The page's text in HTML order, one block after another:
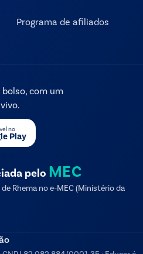
Programa de afiliados
com um
no
Play
pelo MEC
Rhema no e-MEC (Ministério da